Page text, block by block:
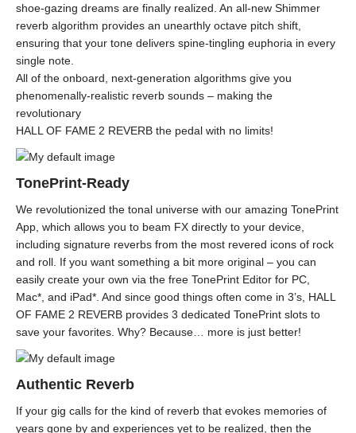
shoe-gazing dreams are finally realized. An all-new Shimmer
reverb algorithm provides an unearthly octave pitch shift,
ensuring that your tone delivers spine-tingling euphoria in every
single note.
All of the onboard, next-generation algorithms give you
phenomenally-realistic reverb sounds – making the
revolutionary
HALL OF FAME 2 REVERB the pedal with no limits!
TonePrint-Ready
We revolutionized the tonal universe with our amazing TonePrint
App, which allows you to beam FX directly to your device,
including signature reverbs from the most revered icons of rock
and roll. If you want something a bit more original – you can
easily create your own via the free TonePrint Editor for PC,
Mac*, and iPad*. And since good things often come in 3’s, HALL
OF FAME 2 REVERB provides 3 dedicated TonePrint slots to
save your favorites. Why? Because… more is just better!
Authentic Reverb
If your gig calls for the kind of reverb that evokes memories of
years gone by and experiences yet to be realized, then the